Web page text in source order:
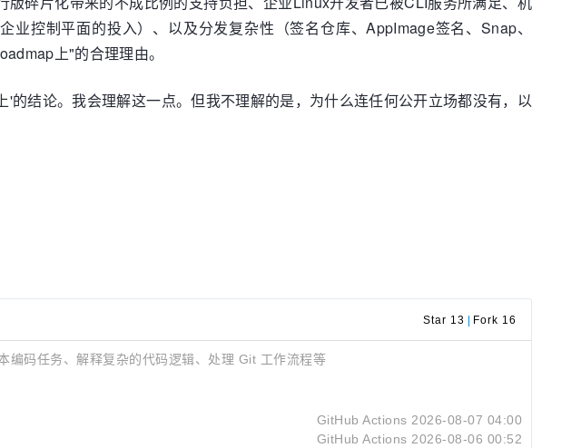
控制平面的投入）、以及分发复杂性（签名仓库、AppImage签名、Snap、
上"的合理理由。
结论。我会理解这一点。但我不理解的是，为什么连任何公开立场都没有，以
Star 13 Fork 16
码任务、解释复杂的代码逻辑、处理 Git 工作流程等
GitHub Actions 2026-08-07 04:00
GitHub Actions 2026-08-06 00:52